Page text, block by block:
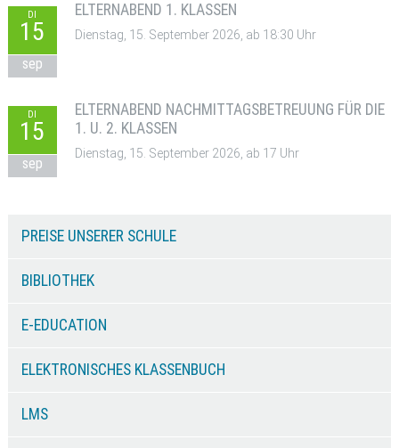
DI
15
sep
ELTERNABEND 1. KLASSEN
Dienstag, 15. September 2026, ab 18:30 Uhr
DI
15
sep
ELTERNABEND NACHMITTAGSBETREUUNG FÜR DIE
1. U. 2. KLASSEN
Dienstag, 15. September 2026, ab 17 Uhr
PREISE UNSERER SCHULE
BIBLIOTHEK
E-EDUCATION
ELEKTRONISCHES KLASSENBUCH
LMS